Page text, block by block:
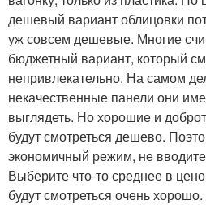
дешевый вариант облицовки
уж совсем дешевые. Многие
бюджетный вариант, который
непривлекательно. На самом
некачественные панели они
выглядеть. Но хорошие и
будут смотреться дешево.
экономичный режим, не
Выберите что-то среднее в
будут смотреться очень хорошо.